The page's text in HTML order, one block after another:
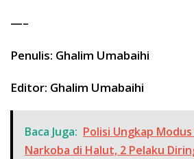
—–
Penulis: Ghalim Umabaihi
Editor: Ghalim Umabaihi
Baca Juga: Polisi Ungkap
Narkoba di Halut, 2 Pelaku